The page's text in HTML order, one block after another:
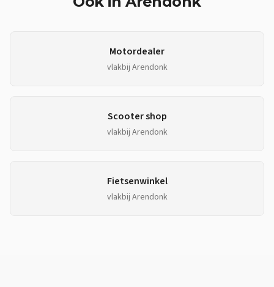
Motordealer
vlakbij Arendonk
Scooter shop
vlakbij Arendonk
Fietsenwinkel
vlakbij Arendonk